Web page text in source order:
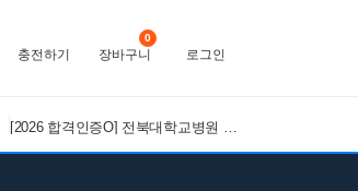
충전하기
0
장바구니 로그인
[2026 합격인증O] 전북대학교병원 간호사 채용 대비 필기+면접 기출 정리